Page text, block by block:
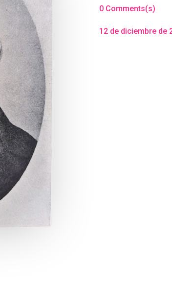
0 Comments(s)
12 de diciembre de